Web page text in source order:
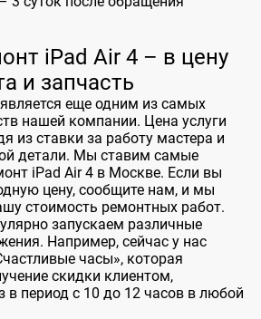
iPad Air 4 – в цену
и запчасть
еще одним из самых
нашей компании. Цена услуги
из ставки за работу мастера и
детали. Мы ставим самые
iPad Air 4 в Москве. Если вы
цену, сообщите нам, и мы
стоимость ремонтных работ.
запускаем различные
Например, сейчас у нас
часы», которая
скидки клиентом,
период с 10 до 12 часов в любой